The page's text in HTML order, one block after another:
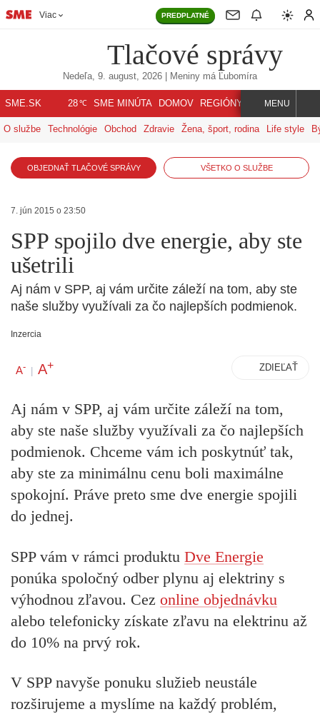
Viac PREDPLATNÉ
Tlačové správy
Nedeľa, 9. august, 2026 | Meniny má Ľubomíra
SME.SK 28℃ SME MINÚTA DOMOV REGIÓNY INDEX SVET
MENU
O službe Technológie Obchod Zdravie Žena, šport, rodina Life style
OBJEDNAŤ TLAČOVÉ SPRÁVY VŠETKO O SLUŽBE
7. jún 2015 o 23:50
SPP spojilo dve energie, aby ste
ušetrili
Aj nám v SPP, aj vám určite záleží na tom, aby ste
naše služby využívali za čo najlepších podmienok.
Inzercia
A- | A+ ZDIEĽAŤ
Aj nám v SPP, aj vám určite záleží na tom,
aby ste naše služby využívali za čo najlepších
podmienok. Chceme vám ich poskytnúť tak,
aby ste za minimálnu cenu boli maximálne
spokojní. Práve preto sme dve energie spojili
do jednej.
SPP vám v rámci produktu Dve Energie
ponúka spoločný odber plynu aj elektriny s
výhodnou zľavou. Cez online objednávku
alebo telefonicky získate zľavu na elektrinu až
do 10% na prvý rok.
V SPP navyše ponuku služieb neustále
rozširujeme a myslíme na každý problém,